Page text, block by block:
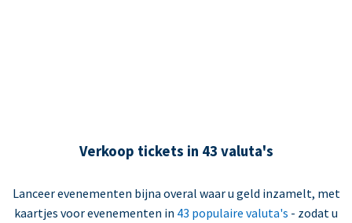
Verkoop tickets in 43 valuta's
Lanceer evenementen bijna overal waar u geld inzamelt, met
kaartjes voor evenementen in 43 populaire valuta's - zodat u